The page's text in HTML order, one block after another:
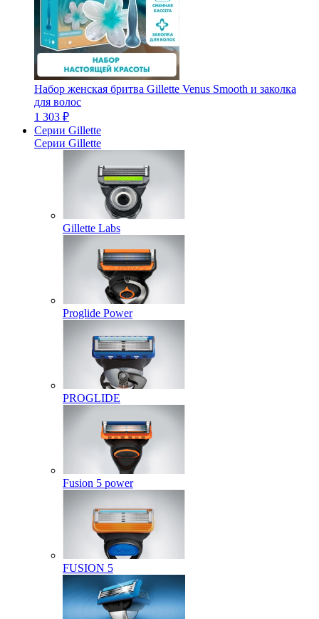
Набор женская бритва Gillette Venus Smooth и заколка
для волос
1 303 ₽
Серии Gillette
Серии Gillette
Gillette Labs
Proglide Power
PROGLIDE
Fusion 5 power
FUSION 5